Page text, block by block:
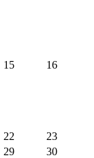
15 16
22
23
29
30